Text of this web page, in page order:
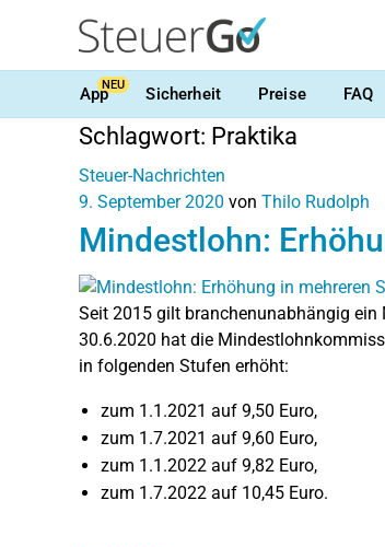
AppNEU Sicherheit Preise FAQ
Schlagwort: Praktika
Steuer-Nachrichten
9. September 2020 von Thilo Rudolph
Mindestlohn:
Seit 2015 gilt branchenunabhängig ein
30.6.2020 hat die
in folgenden Stufen erhöht:
zum 1.1.2021 auf 9,50 Euro,
zum 1.7.2021 auf 9,60 Euro,
zum 1.1.2022 auf 9,82 Euro,
zum 1.7.2022 auf 10,45 Euro.